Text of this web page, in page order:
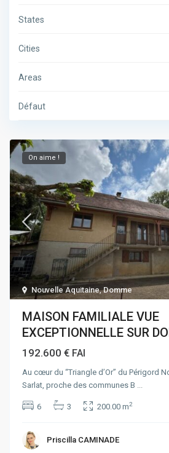
States
Cities
Areas
Défaut
Nouvelle Aquitaine,Domme
On aime !
MAISON FAMILIALE VUE
EXCEPTIONNELLE SUR
192.600 € FAI
Au cœur du “Triangle d’Or” du Périgord
Sarlat, proche des communes B
6 3 200.00 m2
Priscilla CAMINADE